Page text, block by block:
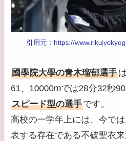
引用元：https://
國學院大學の青木瑠郁選手
61、10000mでは28分32秒
スピード型の選手です。
高校の一学年上には、今で
表する存在である不破聖衣来